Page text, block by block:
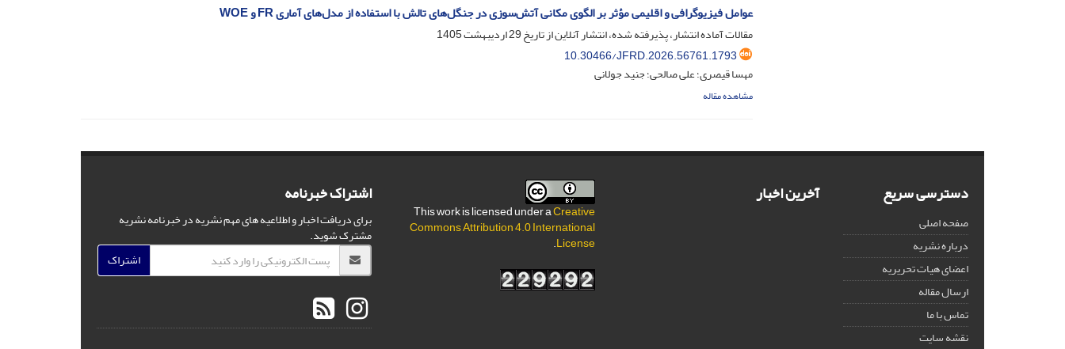
عوامل فیزیوگرافی و اقلیمی مؤثر بر الگوی مکانی آتش‌سوزی در جنگل‌های تالش با استفاده از مدل‌های آماری FR و WOE
مقالات آماده انتشار، پذیرفته شده، انتشار آنلاین از تاریخ29 اردیبهشت 1405
10.30466/JFRD.2026.56761.1793
مهسا قیصری؛ علی صالحی؛ جنید جولانی
مشاهده مقاله
دسترسی سریع
صفحه اصلی
درباره نشریه
اعضای هیات تحریریه
ارسال مقاله
تماس با ما
نقشه سایت
آخرین اخبار
This work is licensed under aCreative
Commons Attribution 4.0 International
License
.
اشتراک خبرنامه
برای دریافت اخبار و اطلاعیه های مهم نشریه در خبرنامه نشریه
مشترک شوید.
اشتراک